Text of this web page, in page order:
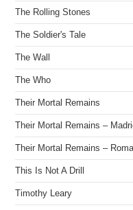
The Rolling Stones
The Soldier's Tale
The Wall
The Who
Their Mortal Remains
Their Mortal Remains –
Their Mortal Remains –
This Is Not A Drill
Timothy Leary